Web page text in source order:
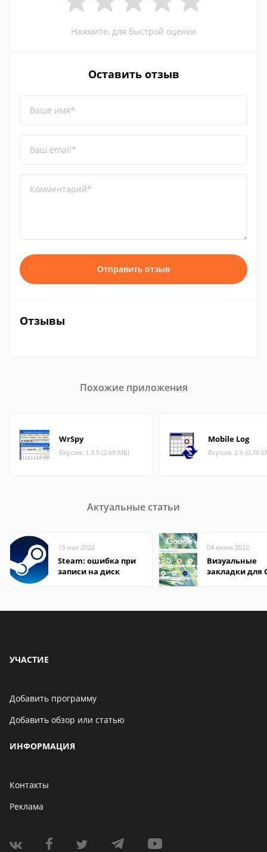
Нажмите, для быстрой оценки
Оставить отзыв
Ваше имя*
Ваш email*
Комментарий*
Отправить отзыв
Отзывы
Похожие приложения
WrSpy
Версия: 1.3.5 (2.68 МБ)
Mobile Log
Версия: 2.6 (0.78
Актуальные статьи
19 мая 2022
Steam: ошибка при
записи на диск
04 июня 2022
Визуальные
закладки для
УЧАСТИЕ
Добавить программу
Добавить обзор или статью
ИНФОРМАЦИЯ
Контакты
Реклама